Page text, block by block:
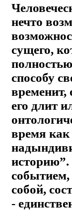
нечто
сущего,
способу
временит,
его длит
время
историю”.
собой,
-